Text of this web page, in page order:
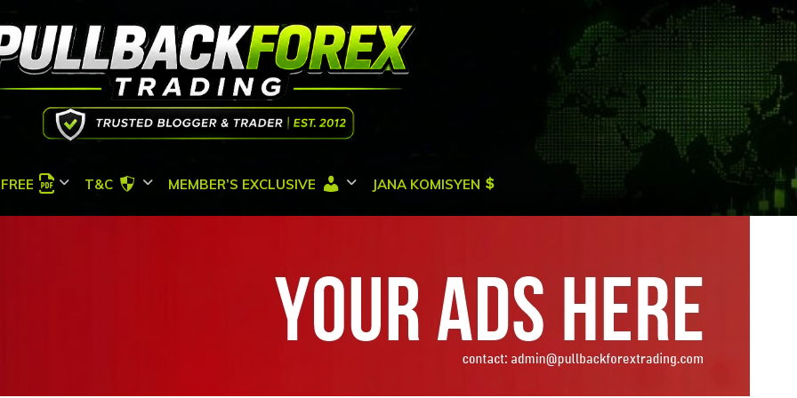
FREE T&C MEMBER’S EXCLUSIVE JANA KOMISYEN